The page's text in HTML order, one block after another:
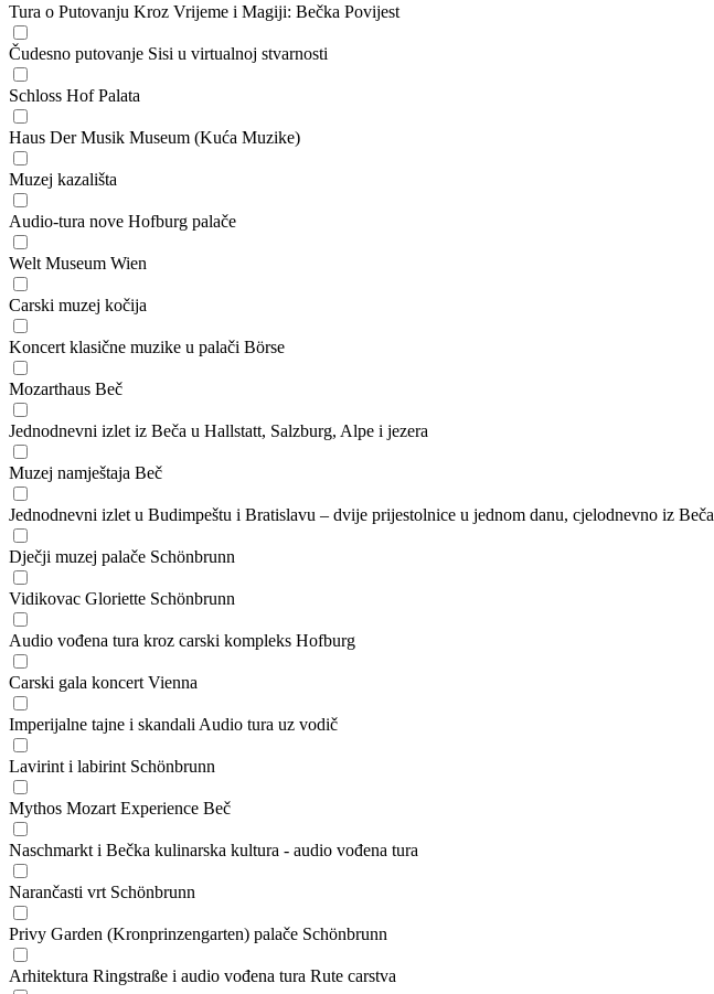
Tura o Putovanju Kroz Vrijeme i Magiji: Bečka Povijest
Čudesno putovanje Sisi u virtualnoj stvarnosti
Schloss Hof Palata
Haus Der Musik Museum (Kuća Muzike)
Muzej kazališta
Audio-tura nove Hofburg palače
Welt Museum Wien
Carski muzej kočija
Koncert klasične muzike u palači Börse
Mozarthaus Beč
Jednodnevni izlet iz Beča u Hallstatt, Salzburg, Alpe i jezera
Muzej namještaja Beč
Jednodnevni izlet u Budimpeštu i Bratislavu – dvije prijestolnice u jednom danu, cjelodnevno iz Beča
Dječji muzej palače Schönbrunn
Vidikovac Gloriette Schönbrunn
Audio vođena tura kroz carski kompleks Hofburg
Carski gala koncert Vienna
Imperijalne tajne i skandali Audio tura uz vodič
Lavirint i labirint Schönbrunn
Mythos Mozart Experience Beč
Naschmarkt i Bečka kulinarska kultura - audio vođena tura
Narančasti vrt Schönbrunn
Privy Garden (Kronprinzengarten) palače Schönbrunn
Arhitektura Ringstraße i audio vođena tura Rute carstva